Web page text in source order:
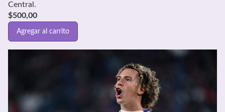
Central.
$500,00
Agregar al carrito